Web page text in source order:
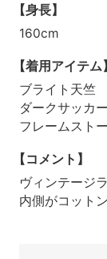
【身長】
160cm
【着用アイテム】
ブライト天竺
ダークサッカ
フレームスト
【コメント】
ヴィンテージ
内側がコット